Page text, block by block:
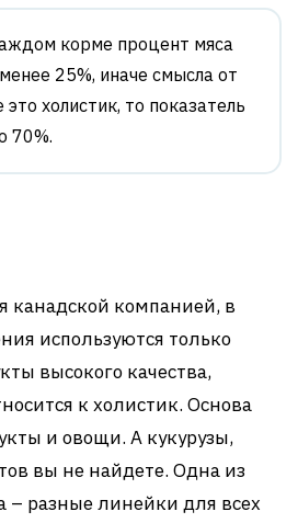
корме процент мяса
25%, иначе смысла от
холистик, то показатель
70%.
канадской компанией, в
используются только
высокого качества,
к холистик. Основа
и овощи. А кукурузы,
вы не найдете. Одна из
– разные линейки для всех